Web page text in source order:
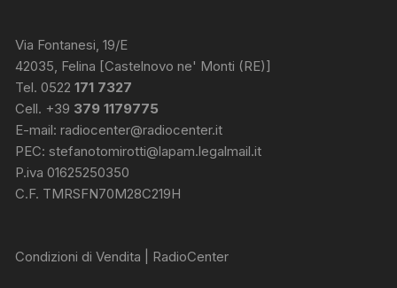
Via Fontanesi, 19/E
42035, Felina [Castelnovo ne' Monti (RE)]
Tel. 0522171 7327
Cell. +39 379 1179775
E-mail:radiocenter@radiocenter.it
PEC:stefanotomirotti@lapam.legalmail.it
P.iva 01625250350
C.F. TMRSFN70M28C219H
Condizioni di Vendita | RadioCenter